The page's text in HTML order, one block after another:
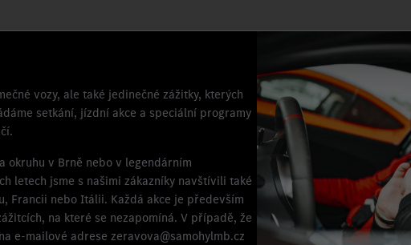
na závodním
vozy, ale také jedinečné zážitky, kterých
setkání, jízdní akce a speciální programy
okruhu v Brně nebo v legendárním
letech jsme s našimi zákazníky navštívili také
Francii nebo Itálii. Každá akce je především
na které se nezapomíná. V případě, že
e-mailové adrese zeravova@samohylmb.cz